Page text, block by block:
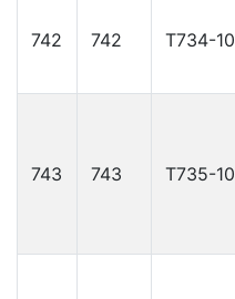
742 742 Т734-10
743 743 Т735-10